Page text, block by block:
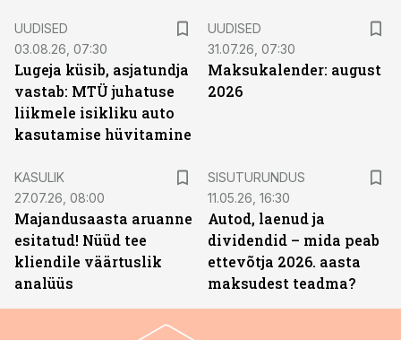
UUDISED
03.08.26, 07:30
Lugeja küsib, asjatundja
vastab: MTÜ juhatuse
liikmele isikliku auto
kasutamise hüvitamine
UUDISED
31.07.26, 07:30
Maksukalender: august
2026
KASULIK
27.07.26, 08:00
Majandusaasta aruanne
esitatud! Nüüd tee
kliendile väärtuslik
analüüs
SISUTURUNDUS
11.05.26, 16:30
Autod, laenud ja
dividendid – mida peab
ettevõtja 2026. aasta
maksudest teadma?